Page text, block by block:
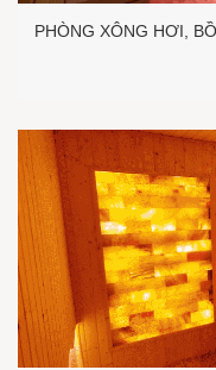
PHÒNG XÔNG HƠI,